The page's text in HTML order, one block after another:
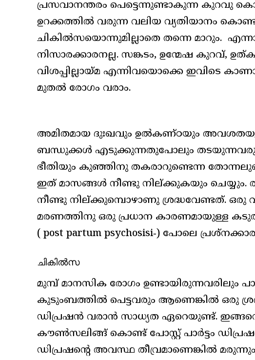
പ്രസവാനന്തരം പെട്ടെന്നുണ്ടാകുന്ന കുറവു
ഉറക്കത്തിൽ വരുന്ന വലിയ വ്യതിയാനം
ചികിൽസയൊന്നുമില്ലാതെ തന്നെ മാറും.
നിസാരക്കാരനല്ല. സങ്കടം, ഉന്മേഷ കുറവ്,
വിശപ്പില്ലായ്മ എന്നിവയൊക്കെ ഇവിടെ
മുതൽ രോഗം വരാം.
അമിതമായ ദുഃഖവും ഉൽകണ്ഠയും
ബന്ധുക്കൾ എടുക്കുന്നതുപോലും
ഭീതിയും കുഞ്ഞിനു തകരാറുണ്ടെന്ന
ഇത് മാസങ്ങൾ നീണ്ടു നില്ക്കുകയും
നീണ്ടു നില്ക്കുമ്പൊഴാണു ശ്രദ്ധവേണ്ടത്. ഒരു
മരണത്തിനു ഒരു പ്രധാന കാരണമായുള്ള
( post partum psychosisi‑) പോലെ
ചികിൽസ
മുമ്പ് മാനസിക രോഗം ഉണ്ടായിരുന്നവരിലും
കുടുംബത്തിൽ പെട്ടവരും ആണെങ്കിൽ ഒരു
ഡിപ്രഷൻ വരാൻ സാധ്യത ഏറെയുണ്ട്.
കൗൺസലിങ്ങ് കൊണ്ട് പോസ്റ്റ് പാർട്ടം
ഡിപ്രഷന്റെ അവസ്ഥ തീവ്രമാണെങ്കിൽ